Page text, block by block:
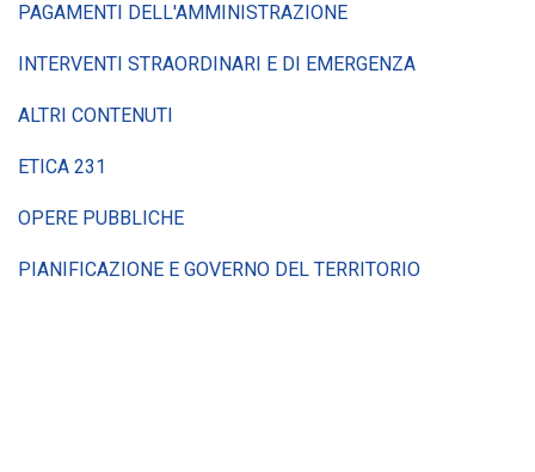
PAGAMENTI DELL'AMMINISTRAZIONE
INTERVENTI STRAORDINARI E DI EMERGENZA
ALTRI CONTENUTI
ETICA 231
OPERE PUBBLICHE
PIANIFICAZIONE E GOVERNO DEL TERRITORIO